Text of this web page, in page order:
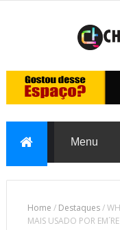
Home / Destaques/
MAIS USADO POR EM´RE